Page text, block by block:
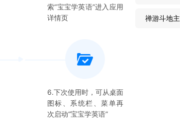
索“宝宝学英语”进入应用
详情页
6.下次使用时，可从桌面
图标、系统栏、菜单再
次启动“宝宝学英语”
禅游斗地主